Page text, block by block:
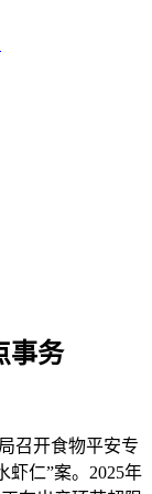
事务
召开食物平安专
虾仁”案。2025年